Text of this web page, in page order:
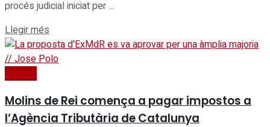
procés judicial iniciat per ...
Llegir més
General
Molins de Rei comença a pagar impostos a
l’Agència Tributària de Catalunya